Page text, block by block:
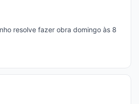
resolve fazer obra domingo às 8